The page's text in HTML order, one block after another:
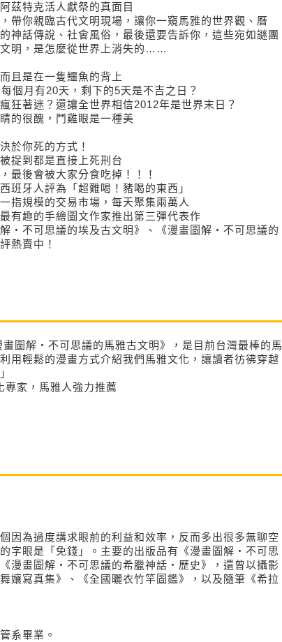
茲特克活人獻祭的真面目
帶你親臨古代文明現場，讓你一窺馬雅的世界觀、曆
神話傳說、社會風俗，最後還要告訴你，這些宛如謎團
明，是怎麼從世界上消失的……
且是在一隻鱷魚的背上
個月有20天，剩下的5天是不吉之日？
狂著迷？還讓全世界相信2012年是世界末日？
的很醜，鬥雞眼是一種美
於你死的方式！
捉到都是直接上死刑台
最後會被大家分食吃掉！！！
班牙人評為「超難喝！豬喝的東西」
指規模的交易市場，每天聚集兩萬人
有趣的手繪圖文作家推出第三彈代表作
‧不可思議的埃及古文明》、《漫畫圖解‧不可思議的
熱賣中！
畫圖解・不可思議的馬雅古文明》，是目前台灣最棒的馬
用輕鬆的漫畫方式介紹我們馬雅文化，讓讀者彷彿穿越
家，馬雅人強力推薦
因為過度講求眼前的利益和效率，反而多出很多無聊空
字眼是「免錢」。主要的出版品有《漫畫圖解‧不可思
漫畫圖解‧不可思議的希臘神話‧歷史》，還曾以攝影
孃寫真集》、《全國曬衣竹竿圖鑑》，以及隨筆《希拉
系畢業。